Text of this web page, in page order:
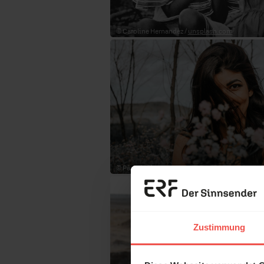
Zustimmung
© Caroline Hernandez / unsplash.com
© Pâmela Lima